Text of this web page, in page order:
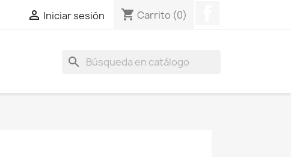
 Iniciar sesión shopping_cart Carrito (0)
search